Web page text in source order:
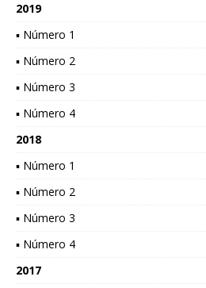
2019
▪ Número 1
▪ Número 2
▪ Número 3
▪ Número 4
2018
▪ Número 1
▪ Número 2
▪ Número 3
▪ Número 4
2017